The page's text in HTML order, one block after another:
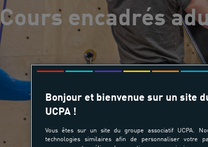
Cours encadrés
Bonjour et bienvenue sur un site
UCPA !
Vous êtes sur un site du groupe associatif UCPA.
technologies similaires afin de personnaliser votre